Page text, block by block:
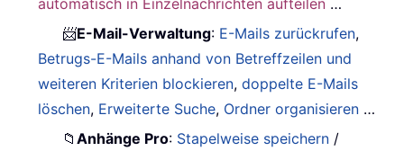
📨E-Mail-Verwaltung: E-Mails zurückrufen,
Betrugs-E-Mails anhand von Betreffzeilen und
weiteren Kriterien blockieren,doppelte E-Mails
löschen, Erweiterte Suche, Ordner organisieren …
📁Anhänge Pro: Stapelweise speichern /